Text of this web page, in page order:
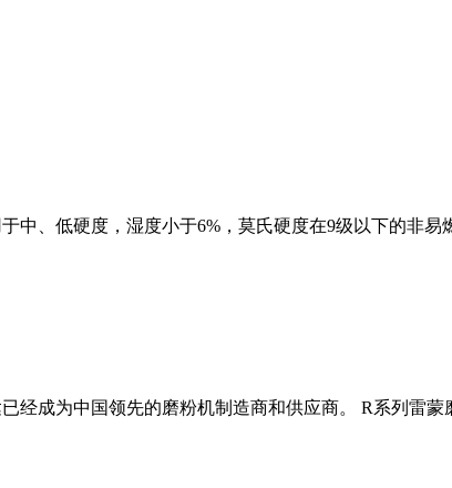
中、低硬度，湿度小于6%，莫氏硬度在9级以下的非
经成为中国领先的磨粉机制造商和供应商。 R系列雷